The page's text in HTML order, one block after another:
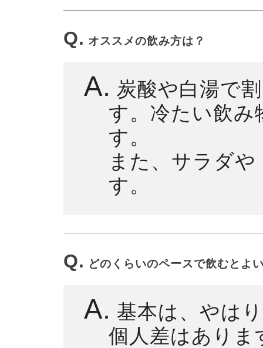
Q. オススメの飲み方は？
A. 炭酸や白湯で
す。冷たい飲み
す。
また、サラダ
す。
Q. どのくらいのペースで飲むとよ
A. 基本は、やは
個人差はありま